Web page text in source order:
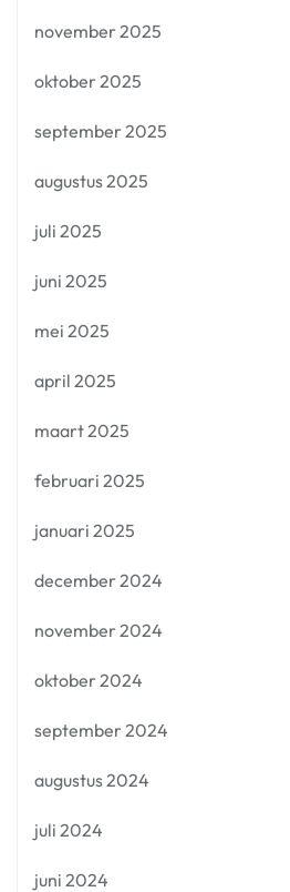
november 2025
oktober 2025
september 2025
augustus 2025
juli 2025
juni 2025
mei 2025
april 2025
maart 2025
februari 2025
januari 2025
december 2024
november 2024
oktober 2024
september 2024
augustus 2024
juli 2024
juni 2024